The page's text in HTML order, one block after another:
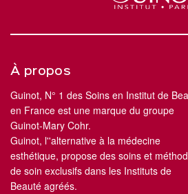
À propos
Guinot, N° 1 des Soins en Institut de
en France est une marque du groupe
Guinot-Mary Cohr.
Guinot, l''alternative à la médecine
esthétique, propose des soins et
de soin exclusifs dans les Instituts de
Beauté agréés.